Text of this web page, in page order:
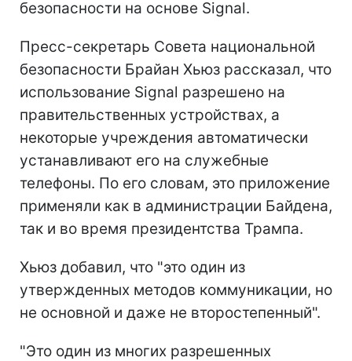
безопасности на основе Signal.
Пресс-секретарь Совета национальной
безопасности Брайан Хьюз рассказал, что
использование Signal разрешено на
правительственных устройствах, а
некоторые учреждения автоматически
устанавливают его на служебные
телефоны. По его словам, это приложение
применяли как в администрации Байдена,
так и во время президентства Трампа.
Хьюз добавил, что "это один из
утвержденных методов коммуникации, но
не основной и даже не второстепенный".
"Это один из многих разрешенных